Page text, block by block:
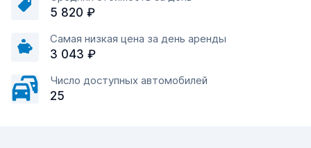
5 820 ₽
Самая низкая цена за день аренды
3 043 ₽
Число доступных автомобилей
25